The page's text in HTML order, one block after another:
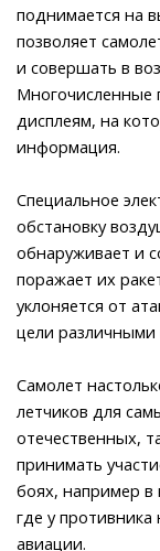
поднимается на
позволяет
и совершать в
Многочисленные
дисплеям, на
информация.
Специальное
обстановку
обнаруживает и
поражает их
уклоняется от
цели
Самолет
летчиков для
отечественных,
принимать
боях, например в
где у
авиации.